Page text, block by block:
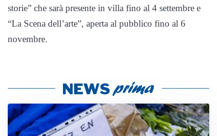
storie” che sarà presente in villa fino al 4 settembre e
“La Scena dell’arte”, aperta al pubblico fino al 6
novembre.